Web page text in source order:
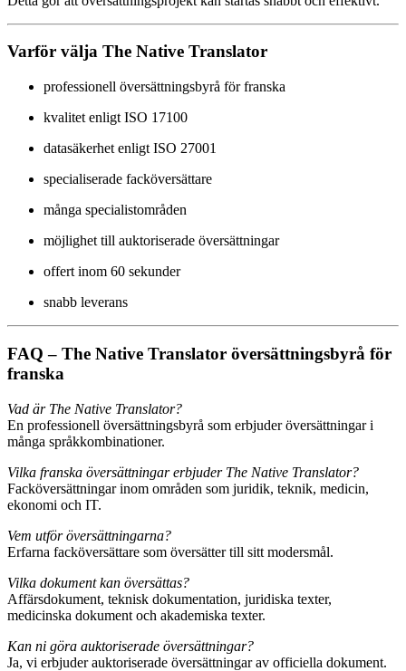
Varför välja The Native Translator
professionell översättningsbyrå för franska
kvalitet enligt ISO 17100
datasäkerhet enligt ISO 27001
specialiserade facköversättare
många specialistområden
möjlighet till auktoriserade översättningar
offert inom 60 sekunder
snabb leverans
FAQ – The Native Translator översättningsbyrå för
franska
Vad är The Native Translator?
En professionell översättningsbyrå som erbjuder översättningar i
många språkkombinationer.
Vilka franska översättningar erbjuder The Native Translator?
Facköversättningar inom områden som juridik, teknik, medicin,
ekonomi och IT.
Vem utför översättningarna?
Erfarna facköversättare som översätter till sitt modersmål.
Vilka dokument kan översättas?
Affärsdokument, teknisk dokumentation, juridiska texter,
medicinska dokument och akademiska texter.
Kan ni göra auktoriserade översättningar?
Ja, vi erbjuder auktoriserade översättningar av officiella dokument.